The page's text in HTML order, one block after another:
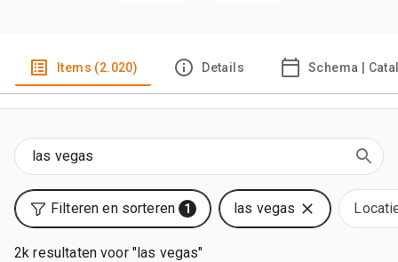
Items (2.020) Details Schema |
Filteren en sorteren 1 las vegas
2k resultaten voor "las vegas"